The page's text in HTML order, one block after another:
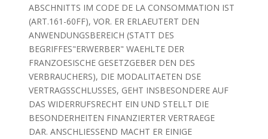
ABSCHNITTS IM CODE DE LA CONSOMMATION IST
(ART.161-60FF), VOR. ER ERLAEUTERT DEN
ANWENDUNGSBEREICH (STATT DES
BEGRIFFES"ERWERBER" WAEHLTE DER
FRANZOESISCHE GESETZGEBER DEN DES
VERBRAUCHERS), DIE MODALITAETEN DSE
VERTRAGSSCHLUSSES, GEHT INSBESONDERE AUF
DAS WIDERRUFSRECHT EIN UND STELLT DIE
BESONDERHEITEN FINANZIERTER VERTRAEGE
DAR. ANSCHLIESSEND MACHT ER EINIGE